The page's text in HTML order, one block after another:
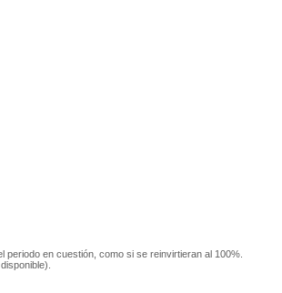
periodo en cuestión, como si se reinvirtieran al 100%.